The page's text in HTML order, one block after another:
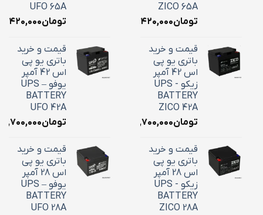
ZICO 65A
تومان۲۴,۴۲۰,۰۰۰
قیمت و خرید
باتری یو پی
اس 42 آمپر
زیکو - UPS
BATTERY
ZICO 42A
تومان۱۸,۷۰۰,۰۰۰
قیمت و خرید
باتری یو پی
اس 28 آمپر
زیکو - UPS
BATTERY
ZICO 28A
UFO 65A
تومان
قیمت و خرید
باتری یو پی
اس 42 آمپر
یوفو – UPS
BATTERY
UFO 42A
تومان
قیمت و خرید
باتری یو پی
اس 28 آمپر
یوفو – UPS
BATTERY
UFO 28A